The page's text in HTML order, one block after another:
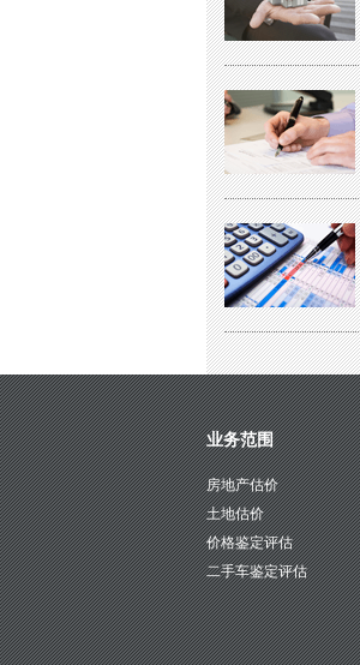
业务范围
房地产估价
土地估价
价格鉴定评估
二手车鉴定评估